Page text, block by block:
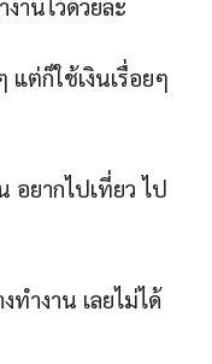
านไว้ด้วยล่ะ
แต่ก็ใช้เงินเรื่อยๆ
อยากไปเที่ยว ไป
ทำงาน เลยไม่ได้